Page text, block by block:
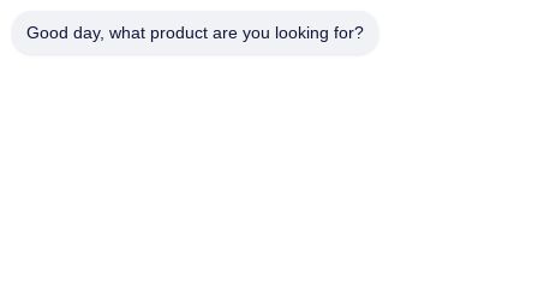
Good day, what product are you looking for?